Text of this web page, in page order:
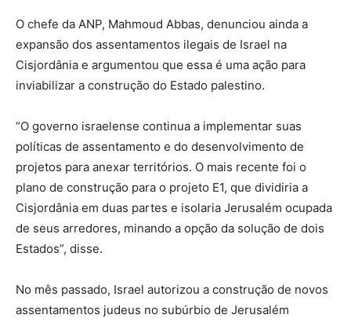
O chefe da ANP, Mahmoud Abbas, denunciou ainda a
expansão dos assentamentos ilegais de Israel na
Cisjordânia e argumentou que essa é uma ação para
inviabilizar a construção do Estado palestino.
“O governo israelense continua a implementar suas
políticas de assentamento e do desenvolvimento de
projetos para anexar territórios. O mais recente foi o
plano de construção para o projeto E1, que dividiria a
Cisjordânia em duas partes e isolaria Jerusalém ocupada
de seus arredores, minando a opção da solução de dois
Estados”, disse.
No mês passado, Israel autorizou a construção de novos
assentamentos judeus no subúrbio de Jerusalém